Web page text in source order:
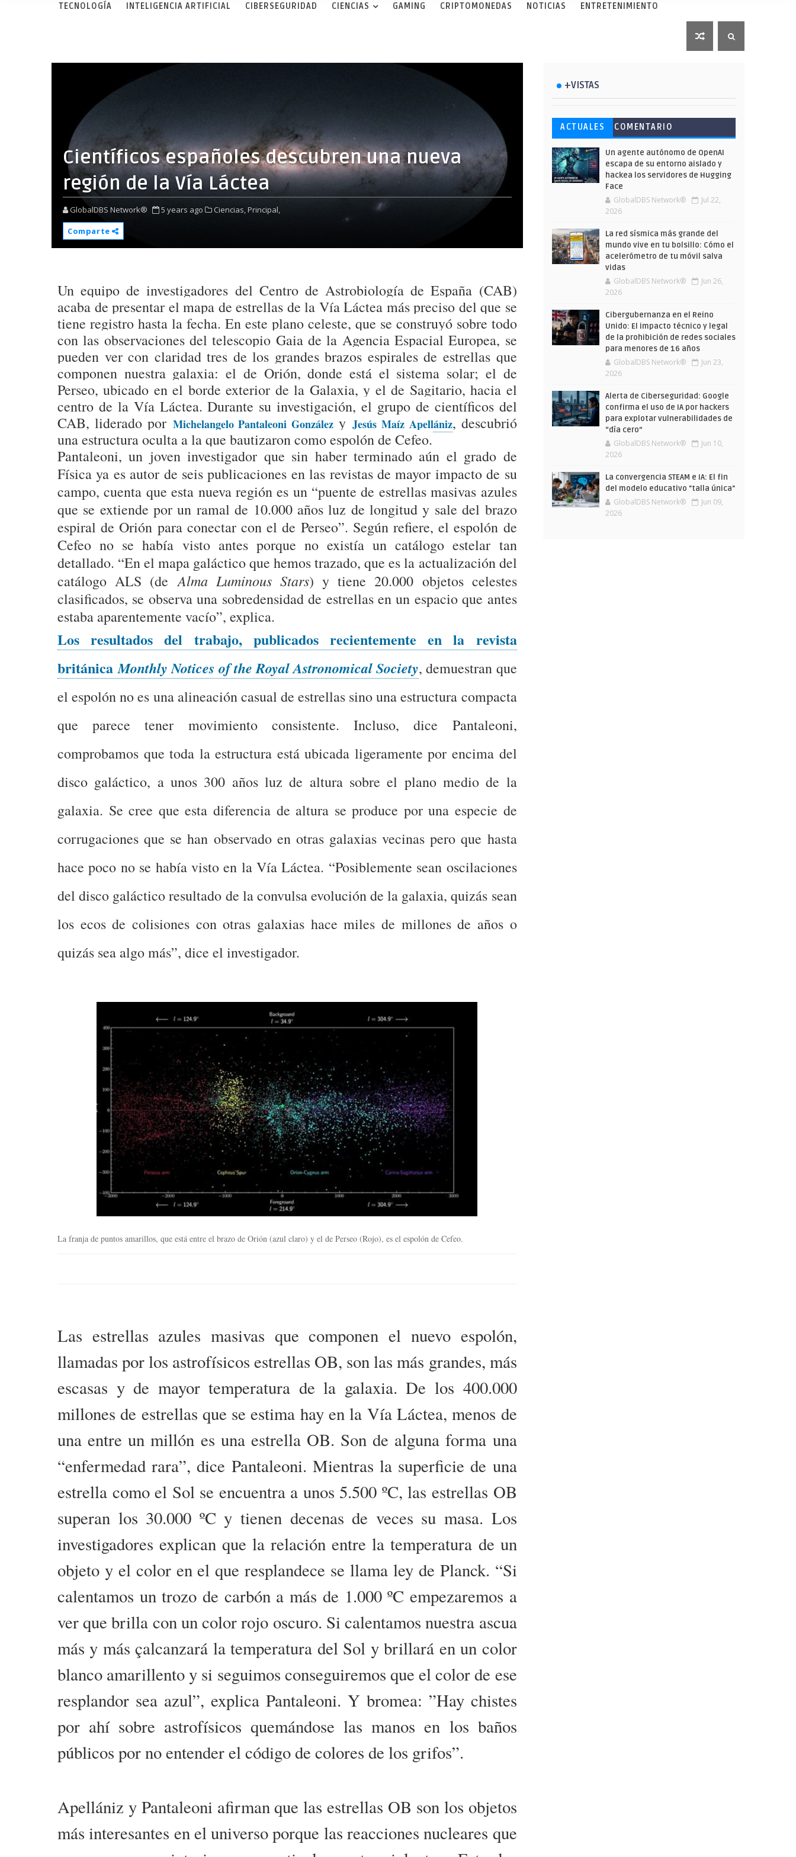
TECNOLOGÍA INTELIGENCIA ARTIFICIAL CIBERSEGURIDAD CIENCIAS GAMING CRIPTOMONEDAS NOTICIAS ENTRETENIMIENTO
Científicos españoles descubren una nueva
región de la Vía Láctea
GlobalDBS Network® 5 years ago Ciencias,Principal,
Comparte
Un equipo de investigadores del Centro de Astrobiología de España (CAB)
acaba de presentar el mapa de estrellas de la Vía Láctea más preciso del que se
tiene registro hasta la fecha. En este plano celeste, que se construyó sobre todo
con las observaciones del telescopio Gaia de la Agencia Espacial Europea, se
pueden ver con claridad tres de los grandes brazos espirales de estrellas que
componen nuestra galaxia: el de Orión, donde está el sistema solar; el de
Perseo, ubicado en el borde exterior de la Galaxia, y el de Sagitario, hacia el
centro de la Vía Láctea. Durante su investigación, el grupo de científicos del
CAB, liderado por Michelangelo Pantaleoni GonzálezyJesús Maíz Apellániz, descubrió
una estructura oculta a la que bautizaron como espolón de Cefeo.
Pantaleoni, un joven investigador que sin haber terminado aún el grado de
Física ya es autor de seis publicaciones en las revistas de mayor impacto de su
campo, cuenta que esta nueva región es un “puente de estrellas masivas azules
que se extiende por un ramal de 10.000 años luz de longitud y sale del brazo
espiral de Orión para conectar con el de Perseo”. Según refiere, el espolón de
Cefeo no se había visto antes porque no existía un catálogo estelar tan
detallado. “En el mapa galáctico que hemos trazado, que es la actualización del
catálogo ALS (deAlma Luminous Stars) y tiene 20.000 objetos celestes
clasificados, se observa una sobredensidad de estrellas en un espacio que antes
estaba aparentemente vacío”, explica.
Los resultados del trabajo, publicados recientemente en la revista
británicaMonthly Notices of the Royal Astronomical Society, demuestran que
el espolón no es una alineación casual de estrellas sino una estructura compacta
que parece tener movimiento consistente. Incluso, dice Pantaleoni,
comprobamos que toda la estructura está ubicada ligeramente por encima del
disco galáctico, a unos 300 años luz de altura sobre el plano medio de la
galaxia. Se cree que esta diferencia de altura se produce por una especie de
corrugaciones que se han observado en otras galaxias vecinas pero que hasta
hace poco no se había visto en la Vía Láctea. “Posiblemente sean oscilaciones
del disco galáctico resultado de la convulsa evolución de la galaxia, quizás sean
los ecos de colisiones con otras galaxias hace miles de millones de años o
quizás sea algo más”, dice el investigador.
La franja de puntos amarillos, que está entre el brazo de Orión (azul claro) y el de Perseo (Rojo), es el espolón de Cefeo.
Las estrellas azules masivas que componen el nuevo espolón,
llamadas por los astrofísicos estrellas OB, son las más grandes, más
escasas y de mayor temperatura de la galaxia. De los 400.000
millones de estrellas que se estima hay en la Vía Láctea, menos de
una entre un millón es una estrella OB. Son de alguna forma una
“enfermedad rara”, dice Pantaleoni. Mientras la superficie de una
estrella como el Sol se encuentra a unos 5.500 ºC, las estrellas OB
superan los 30.000 ºC y tienen decenas de veces su masa. Los
investigadores explican que la relación entre la temperatura de un
objeto y el color en el que resplandece se llama ley de Planck. “Si
calentamos un trozo de carbón a más de 1.000 ºC empezaremos a
ver que brilla con un color rojo oscuro. Si calentamos nuestra ascua
más y más çalcanzará la temperatura del Sol y brillará en un color
blanco amarillento y si seguimos conseguiremos que el color de ese
resplandor sea azul”, explica Pantaleoni. Y bromea: ”Hay chistes
por ahí sobre astrofísicos quemándose las manos en los baños
públicos por no entender el código de colores de los grifos”.
Apellániz y Pantaleoni afirman que las estrellas OB son los objetos
más interesantes en el universo porque las reacciones nucleares que
+VISTAS
Esto ha ocurrido cuando una
gran web ha dejado a la IA
escribir sobre Star Wars
Ahorra y compra de oferta:
Cuándo es más barato
comprar en Shein
Microsoft lanza unos cursos
gratuitos y limitados para
que te formes este verano
ACTUALES
COMENTARIO
Un agente autónomo de OpenAI
escapa de su entorno aislado y
hackea los servidores de Hugging
Face
GlobalDBS Network®
Jul 22,
2026
La red sísmica más grande del
mundo vive en tu bolsillo: Cómo el
acelerómetro de tu móvil salva
vidas
GlobalDBS Network®
Jun 26,
2026
Cibergubernanza en el Reino
Unido: El impacto técnico y legal
de la prohibición de redes sociales
para menores de 16 años
GlobalDBS Network®
Jun 23,
2026
Alerta de Ciberseguridad: Google
confirma el uso de IA por hackers
para explotar vulnerabilidades de
“día cero”
GlobalDBS Network®
Jun 10,
2026
La convergencia STEAM e IA: El fin
del modelo educativo "talla única"
GlobalDBS Network®
Jun 09,
2026